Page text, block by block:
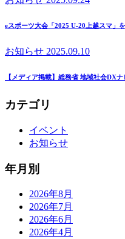
eスポーツ大会「2025 U-20上越スマ」
お知らせ 2025.09.10
【メディア掲載】総務省 地域社会DX
カテゴリ
イベント
お知らせ
年月別
2026年8月
2026年7月
2026年6月
2026年4月